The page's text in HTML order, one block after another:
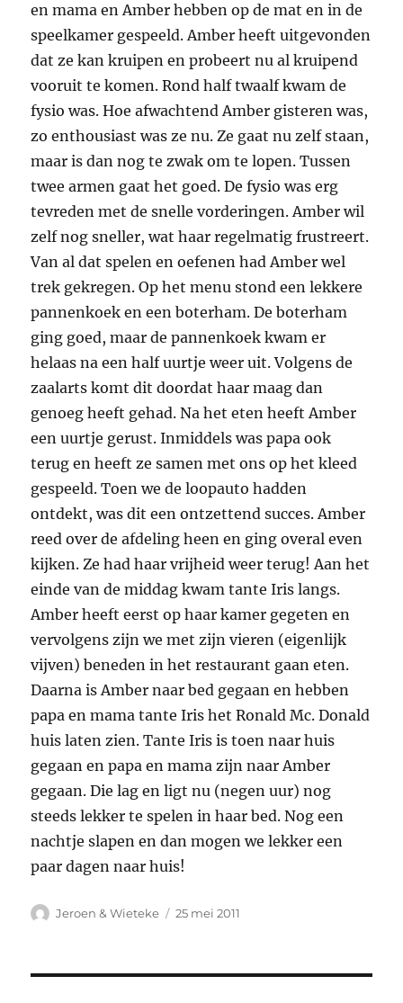
en mama en Amber hebben op de mat en in de
speelkamer gespeeld. Amber heeft uitgevonden
dat ze kan kruipen en probeert nu al kruipend
vooruit te komen. Rond half twaalf kwam de
fysio was. Hoe afwachtend Amber gisteren was,
zo enthousiast was ze nu. Ze gaat nu zelf staan,
maar is dan nog te zwak om te lopen. Tussen
twee armen gaat het goed. De fysio was erg
tevreden met de snelle vorderingen. Amber wil
zelf nog sneller, wat haar regelmatig frustreert.
Van al dat spelen en oefenen had Amber wel
trek gekregen. Op het menu stond een lekkere
pannenkoek en een boterham. De boterham
ging goed, maar de pannenkoek kwam er
helaas na een half uurtje weer uit. Volgens de
zaalarts komt dit doordat haar maag dan
genoeg heeft gehad. Na het eten heeft Amber
een uurtje gerust. Inmiddels was papa ook
terug en heeft ze samen met ons op het kleed
gespeeld. Toen we de loopauto hadden
ontdekt, was dit een ontzettend succes. Amber
reed over de afdeling heen en ging overal even
kijken. Ze had haar vrijheid weer terug! Aan het
einde van de middag kwam tante Iris langs.
Amber heeft eerst op haar kamer gegeten en
vervolgens zijn we met zijn vieren (eigenlijk
vijven) beneden in het restaurant gaan eten.
Daarna is Amber naar bed gegaan en hebben
papa en mama tante Iris het Ronald Mc. Donald
huis laten zien. Tante Iris is toen naar huis
gegaan en papa en mama zijn naar Amber
gegaan. Die lag en ligt nu (negen uur) nog
steeds lekker te spelen in haar bed. Nog een
nachtje slapen en dan mogen we lekker een
paar dagen naar huis!
Auteur
Jeroen & Wieteke
Geplaatst
25 mei 2011